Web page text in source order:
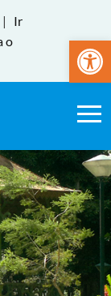
Abrir
|
Ir
o